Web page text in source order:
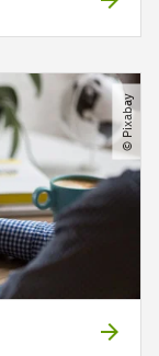
© Pixabay